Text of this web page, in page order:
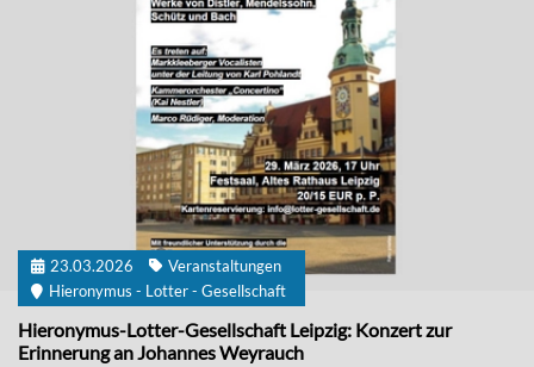
23.03.2026
Veranstaltungen
Hieronymus - Lotter - Gesellschaft
Hieronymus-Lotter-Gesellschaft Leipzig: Konzert zur
Erinnerung an Johannes Weyrauch